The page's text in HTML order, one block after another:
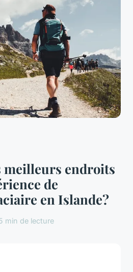
meilleurs endroits
de
en Islande?
min de lecture